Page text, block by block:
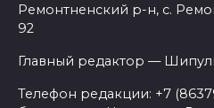
Ремонтненский р-н, с.
92
Главный редактор —
Телефон редакции: +7